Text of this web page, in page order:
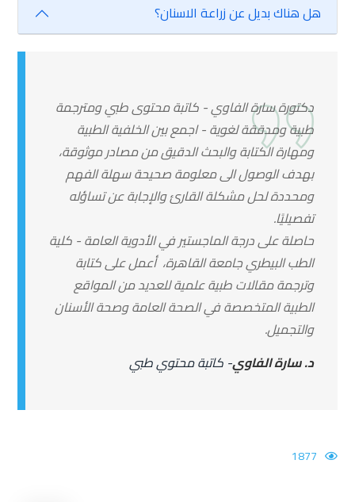
هل هناك بديل عن زراعة الاسنان؟
دكتورة سارة الفاوي - كاتبة محتوى طبي ومترجمة
طبية ومدققة لغوية - اجمع بين الخلفية الطبية
ومهارة الكتابة والبحث الدقيق من مصادر موثوقة،
بهدف الوصول الى معلومة صحيحة سهلة الفهم
ومحددة لحل مشكلة القارئ والإجابة عن تساؤله
تفصيليًا.
حاصلة على درجة الماجستير في الأدوية العامة - كلية
الطب البيطري جامعة القاهرة، أعمل على كتابة
وترجمة مقالات طبية علمية للعديد من المواقع
الطبية المتخصصة في الصحة العامة وصحة الأسنان
والتجميل.
د. سارة الفاوي- كاتبة محتوي طبي
1877